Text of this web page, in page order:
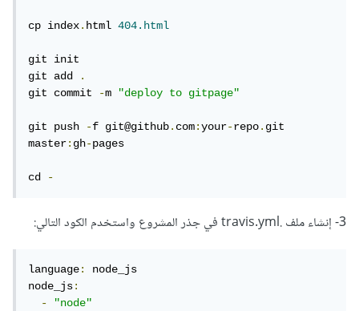
cp index.html 404.html
git init
git add .
git commit -m "deploy to gitpage"
git push -f git@github.com:your-repo.git
master:gh-pages
cd -
3- إنشاء ملف .travis.yml في جذر المشروع واستخدم الكود التالي:
language:
node_js
node_js:
-
"node"